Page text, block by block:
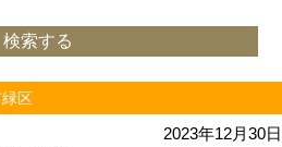
区
2023年12月30日